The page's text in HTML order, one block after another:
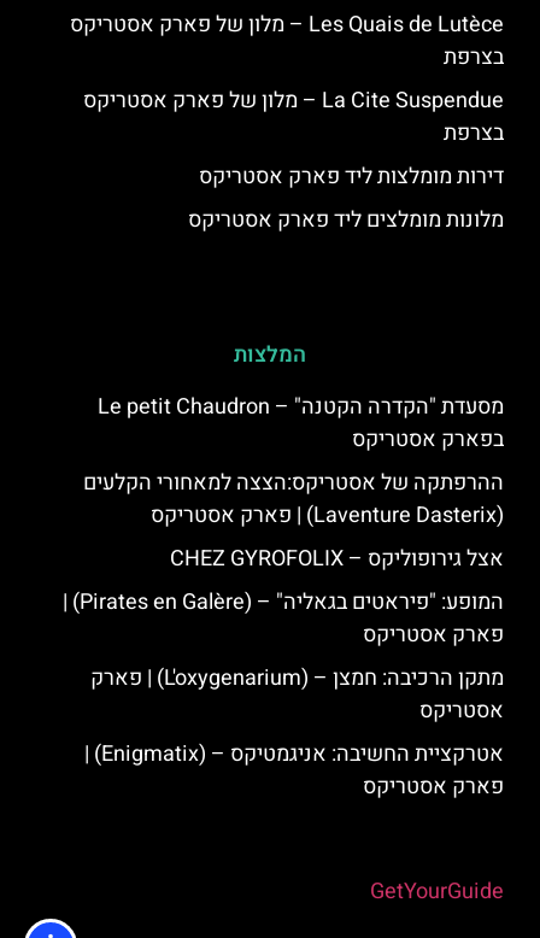
Les Quais de Lutèce – מלון של פארק אסטריקס
בצרפת
La Cite Suspendue – מלון של פארק אסטריקס
בצרפת
דירות מומלצות ליד פארק אסטריקס
מלונות מומלצים ליד פארק אסטריקס
המלצות
מסעדת "הקדרה הקטנה" – Le petit Chaudron
בפארק אסטריקס
ההרפתקה של אסטריקס:הצצה למאחורי הקלעים
(Laventure Dasterix) | פארק אסטריקס
אצל גירופוליקס – CHEZ GYROFOLIX
המופע: "פיראטים בגאליה" – (Pirates en Galère) |
פארק אסטריקס
מתקן הרכיבה: חמצן – (L'oxygenarium) | פארק
אסטריקס
אטרקציית החשיבה: אניגמטיקס – (Enigmatix) |
פארק אסטריקס
GetYourGuide